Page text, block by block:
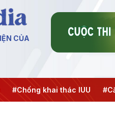
CỦA
khai thác IUU #Căng